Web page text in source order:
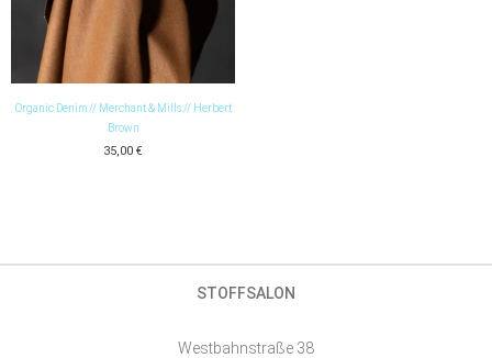
Organic Denim // Merchant & Mills // Herbert
Brown
35,00 €
STOFFSALON
Westbahnstraße 38